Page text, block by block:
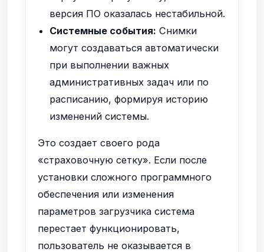
версия ПО оказалась нестабильной.
Системные события: Снимки
могут создаваться автоматически
при выполнении важных
административных задач или по
расписанию, формируя историю
изменений системы.
Это создает своего рода
«страховочную сетку». Если после
установки сложного программного
обеспечения или изменения
параметров загрузчика система
перестает функционировать,
пользователь не оказывается в